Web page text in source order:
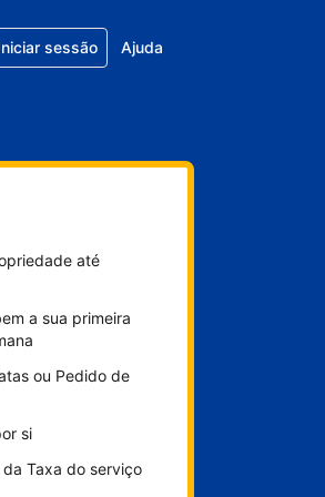
sessão Ajuda
até
a sua primeira
ou Pedido de
si
Taxa do serviço